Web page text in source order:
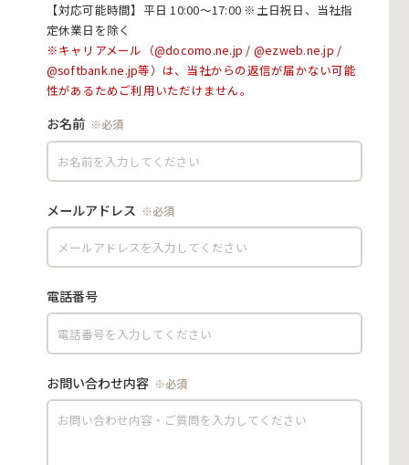
【対応可能時間】平日 10:00〜17:00 ※土日祝日、当社指
定休業日を除く
お名前
メールアドレス
電話番号
お問い合わせ内容